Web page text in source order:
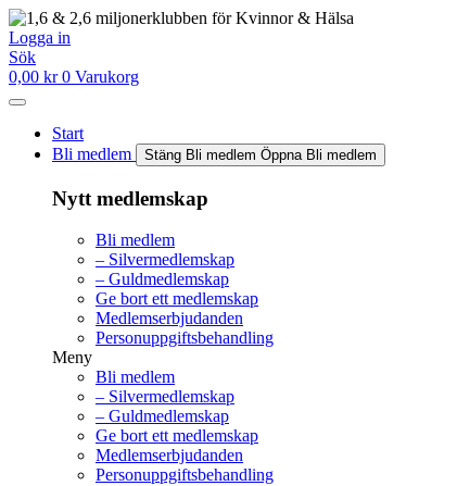
Hoppa
till
innehåll
Logga in
Sök
0,00 kr 0 Varukorg
Start
Bli medlem
Stäng Bli medlem Öppna Bli medlem
Nytt medlemskap
Bli medlem
– Silvermedlemskap
– Guldmedlemskap
Ge bort ett medlemskap
Medlemserbjudanden
Personuppgiftsbehandling
Meny
Bli medlem
– Silvermedlemskap
– Guldmedlemskap
Ge bort ett medlemskap
Medlemserbjudanden
Personuppgiftsbehandling